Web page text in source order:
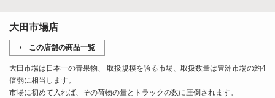
大田市場店
この店舗の商品一覧
大田市場は日本一の青果物、 取扱規模を誇る市場、取扱数量は豊洲市場の約4
倍弱に相当します。
市場に初めて入れば、その荷物の量とトラックの数に圧倒されます。